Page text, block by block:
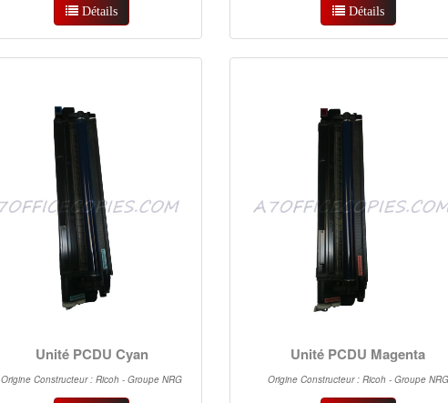
Détails Détails
Unité PCDU Cyan
Origine Constructeur : Ricoh - Groupe NRG
Unité PCDU Magenta
Origine Constructeur : Ricoh - Groupe NRG